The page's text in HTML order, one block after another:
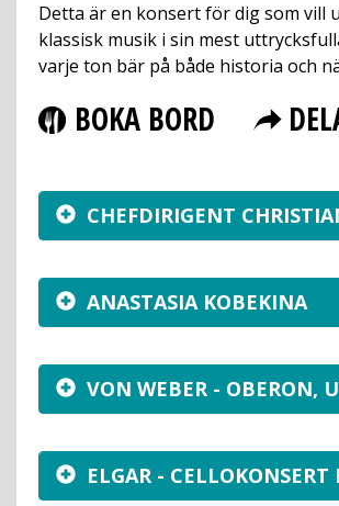
Detta är en konsert för dig som vill
klassisk musik i sin mest
varje ton bär på både historia och
BOKA BORD
CHEFDIRIGENT
ANASTASIA KOBEKINA
VON WEBER - OBERON,
ELGAR - CELLOKONSERT